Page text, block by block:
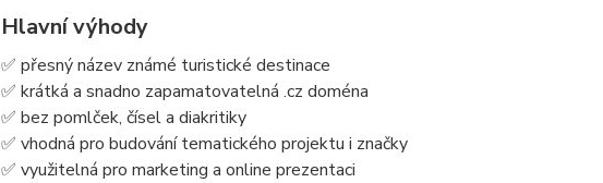
Hlavní výhody
✅ přesný název známé turistické destinace
✅ krátká a snadno zapamatovatelná .cz doména
✅ bez pomlček, čísel a diakritiky
✅ vhodná pro budování tematického projektu i značky
✅ využitelná pro marketing a online prezentaci